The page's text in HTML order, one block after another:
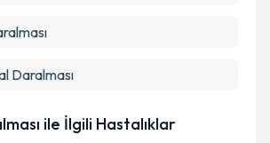
Daralması
ile İlgili Hastalıklar